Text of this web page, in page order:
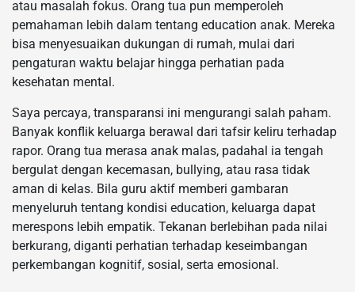
atau masalah fokus. Orang tua pun memperoleh
pemahaman lebih dalam tentang education anak. Mereka
bisa menyesuaikan dukungan di rumah, mulai dari
pengaturan waktu belajar hingga perhatian pada
kesehatan mental.
Saya percaya, transparansi ini mengurangi salah paham.
Banyak konflik keluarga berawal dari tafsir keliru terhadap
rapor. Orang tua merasa anak malas, padahal ia tengah
bergulat dengan kecemasan, bullying, atau rasa tidak
aman di kelas. Bila guru aktif memberi gambaran
menyeluruh tentang kondisi education, keluarga dapat
merespons lebih empatik. Tekanan berlebihan pada nilai
berkurang, diganti perhatian terhadap keseimbangan
perkembangan kognitif, sosial, serta emosional.